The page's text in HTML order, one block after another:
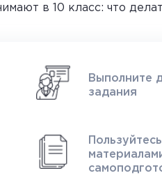
в 10 класс: что
Выполните
задания